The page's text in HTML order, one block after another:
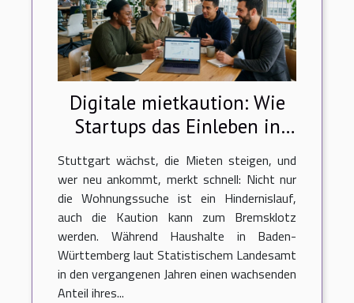
Digitale mietkaution: Wie
Startups das Einleben in
Stuttgart verändern
Stuttgart wächst, die Mieten steigen, und
wer neu ankommt, merkt schnell: Nicht nur
die Wohnungssuche ist ein Hindernislauf,
auch die Kaution kann zum Bremsklotz
werden. Während Haushalte in Baden-
Württemberg laut Statistischem Landesamt
in den vergangenen Jahren einen wachsenden
Anteil ihres...